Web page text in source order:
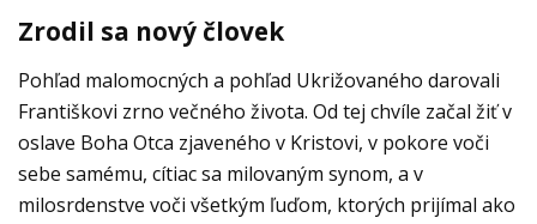
Zrodil sa nový človek
Pohľad malomocných a pohľad Ukrižovaného darovali
Františkovi zrno večného života. Od tej chvíle začal žiť v
oslave Boha Otca zjaveného v Kristovi, v pokore voči
sebe samému, cítiac sa milovaným synom, a v
milosrdenstve voči všetkým ľuďom, ktorých prijímal ako